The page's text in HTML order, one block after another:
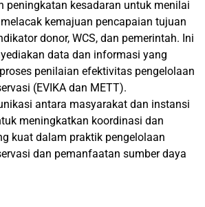
peningkatan kesadaran untuk menilai
kemajuan pencapaian tujuan
donor, WCS, dan pemerintah. Ini
data dan informasi yang
penilaian efektivitas pengelolaan
(EVIKA dan METT).
antara masyarakat dan instansi
meningkatkan koordinasi dan
kuat dalam praktik pengelolaan
dan pemanfaatan sumber daya